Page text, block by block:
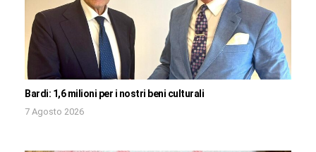
Bardi: 1,6 milioni per i nostri beni culturali
7 Agosto 2026